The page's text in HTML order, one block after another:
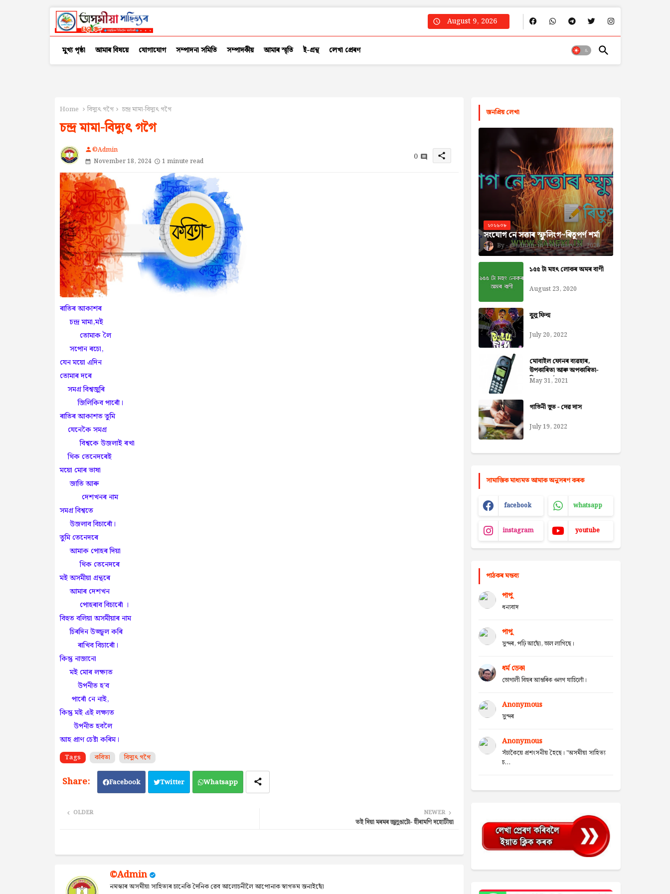
August 9, 2026
মুখ্য পৃষ্ঠা আমাৰ বিষয়ে যোগাযোগ সম্পাদনা সমিতি সম্পাদকীয় আমাৰ স্মৃতি ই-গ্ৰন্থ লেখা প্ৰেৰণ
Home বিদ্যুৎ গগৈ চন্দ্ৰ মামা-বিদ্যুৎ গগৈ
চন্দ্ৰ মামা-বিদ্যুৎ গগৈ
person©Admin
November 18, 2024
1 minute read 0 share
ৰাতিৰ আকাশৰ
চন্দ্ৰ মামা,মই
তোমাক লৈ
সপোন ৰচো,
যেন ময়ো এদিন
তোমাৰ দৰে
সমগ্ৰ বিশ্বজুৰি
জিলিকিব পাৰোঁ।
ৰাতিৰ আকাশত তুমি
যেনেকৈ সমগ্ৰ
বিশ্বকে উজলাই ৰখা
থিক তেনেদৰেই
ময়ো মোৰ ভাষা
জাতি আৰু
দেশখনৰ নাম
সমগ্ৰ বিশ্বতে
উজলাব বিচাৰোঁ।
তুমি তেনেদৰে
আমাক পোহৰ দিয়া
থিক তেনেদৰে
মই অসমীয়া গ্ৰন্থৰে
আমাৰ দেশখন
পোহৰাব বিচাৰোঁ ।
বিহুত বলিয়া অসমীয়াৰ নাম
চিৰদিন উজ্জ্বল কৰি
ৰাখিব বিচাৰোঁ।
কিন্তু নাজানো
মই মোৰ লক্ষ্যত
উপনীত হ'ব
পাৰোঁ নে নাই,
কিন্তু মই এই লক্ষ্যত
উপনীত হবলৈ
আহ প্ৰাণ চেষ্টা কৰিম।
Tags কবিতা বিদ্যুৎ গগৈ
Facebook Twitter Whatsapp
NEWER
তই দিয়া মৰমৰ জুলুঙাটো- হীৰামণি দহোটীয়া
OLDER
©Admin
নমস্কাৰ অসমীয়া সাহিত্যৰ চানেকি দৈনিক ৱেব আলোচনীলৈ আপোনাক স্বাগতম জনাইছোঁ
জনপ্রিয় লেখা
২০২৬০৮
সংযোগ নে সত্তাৰ স্ফুলিংগ~ৰিতুপৰ্ণ শৰ্মা
@admin February 25, 2026
১৫৫ টা মহৎ লোকৰ অমৰ বাণী
August 23, 2020
বুলু ফিল্ম
July 20, 2022
মোবাইল ফোনৰ ব্যৱহাৰ,
উপকাৰিতা আৰু অপকাৰিতা-
নিজৰা বৰ্মন ডেকা
May 31, 2021
গাভিনী ভূত - দেৱ দাস
July 19, 2022
সামাজিক মাধ্যমত আমাক অনুসৰণ কৰক
facebook whatsapp
instagram youtube
পাঠকৰ মন্তব্য
পাপু
ধন্যবাদ
পাপু
সুন্দৰ, পঢ়ি আছোঁ, ভাল লাগিছে।
ধৰ্ম ডেকা
ভোগালী বিহুৰ আন্তৰিক ওলগ যাচিলোঁ।
Anonymous
সুন্দৰ
Anonymous
সঁচাকৈয়ে প্ৰশংসনীয় হৈছে। "অসমীয়া সাহিত্য
চ...